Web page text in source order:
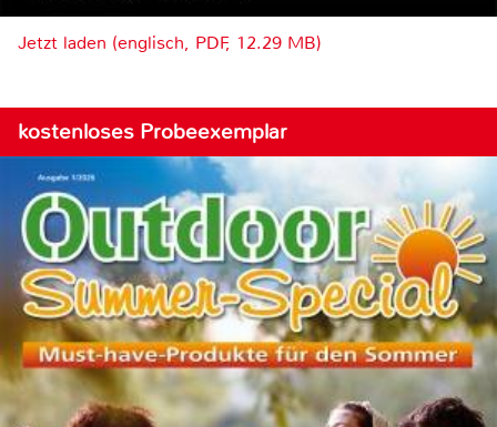
Jetzt laden (englisch, PDF, 12.29 MB)
kostenloses Probeexemplar